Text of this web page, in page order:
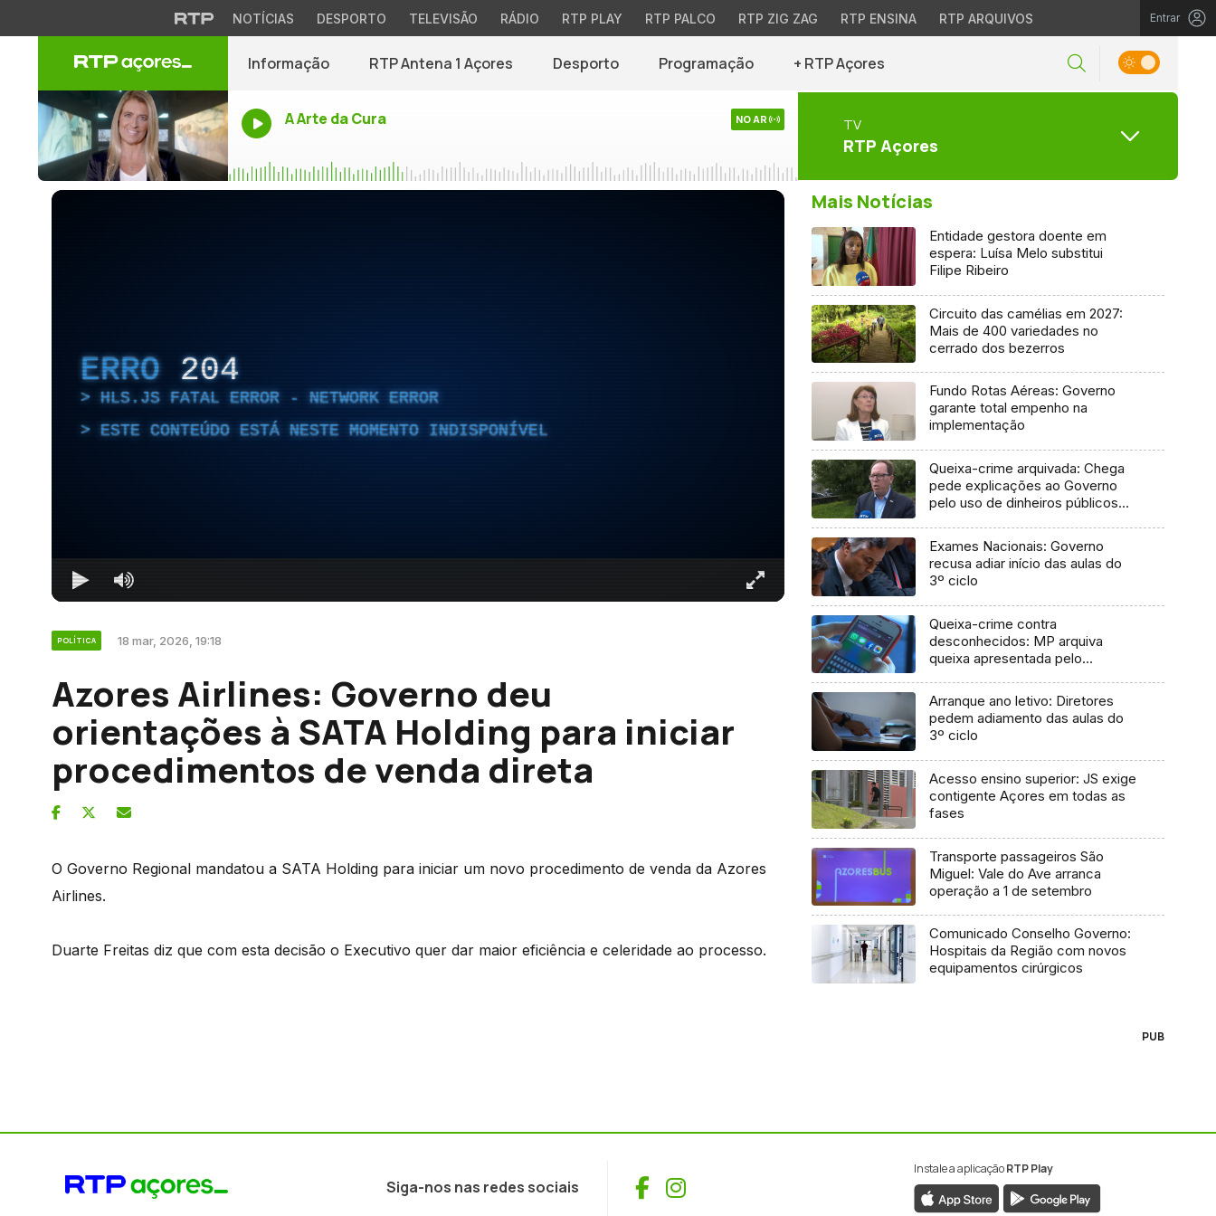
NOTÍCIAS DESPORTO TELEVISÃO RÁDIO RTP PLAY RTP PALCO RTP ZIG ZAG RTP ENSINA RTP ARQUIVOS Entrar
Informação RTP Antena 1 Açores Desporto Programação + RTP Açores
A Arte da Cura NO AR TV
RTP Açores
ERRO 204
HLS.JS FATAL ERROR - NETWORK ERROR
ESTE CONTEÚDO ESTÁ NESTE MOMENTO INDISPONÍVEL
POLÍTICA 18 mar, 2026, 19:18
Azores Airlines: Governo deu
orientações à SATA Holding para iniciar
procedimentos de venda direta
O Governo Regional mandatou a SATA Holding para iniciar um novo procedimento de venda da Azores
Airlines.
Duarte Freitas diz que com esta decisão o Executivo quer dar maior eficiência e celeridade ao processo.
Mais Notícias
Entidade gestora doente em
espera: Luísa Melo substitui
Filipe Ribeiro
Circuito das camélias em 2027:
Mais de 400 variedades no
cerrado dos bezerros
Fundo Rotas Aéreas: Governo
garante total empenho na
implementação
Queixa-crime arquivada: Chega
pede explicações ao Governo
pelo uso de dinheiros públicos
Exames Nacionais: Governo
recusa adiar início das aulas do
3º ciclo
Queixa-crime contra
desconhecidos: MP arquiva
queixa apresentada pelo
Arranque ano letivo: Diretores
pedem adiamento das aulas do
3º ciclo
Acesso ensino superior: JS exige
contigente Açores em todas as
fases
Transporte passageiros São
Miguel: Vale do Ave arranca
operação a 1 de setembro
Comunicado Conselho Governo:
Hospitais da Região com novos
equipamentos cirúrgicos
PUB
Siga-nos nas redes sociais Facebook
Instagram
Instale a aplicaçãoRTP Play